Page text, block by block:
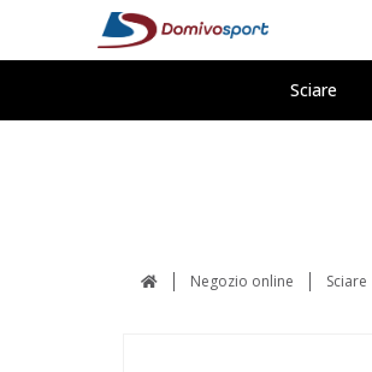
Sciare
Negozio online Sciare